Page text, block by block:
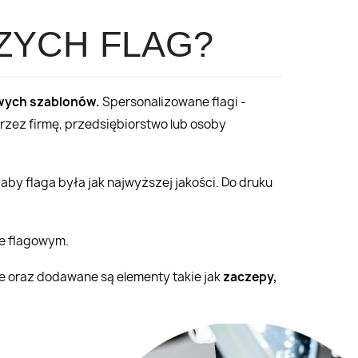
FLAG?
szablonów.Spersonalizowane flagi -
firmę, przedsiębiorstwo lub osoby
flaga była jak najwyższej jakości. Do druku
flagowym.
dodawane są elementy takie jakzaczepy,